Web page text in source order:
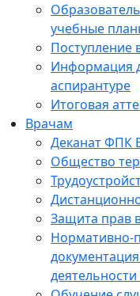
учебные
Поступление
Информация
аспирантуре
Итоговая
Врачам
Деканат ФПК
Общество
Защита прав
Нормативно-